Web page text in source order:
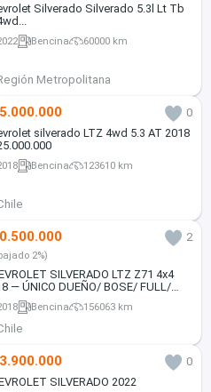
Silverado Silverado 5.3l Lt Tb
Bencina 60000 km
Metropolitana
0
silverado LTZ 4wd 5.3 AT 2018
Bencina 123610 km
2
2%)
SILVERADO LTZ Z71 4x4
— ÚNICO DUEÑO/ BOSE/ FULL/
EN MARCA
Bencina 156063 km
0
SILVERADO 2022